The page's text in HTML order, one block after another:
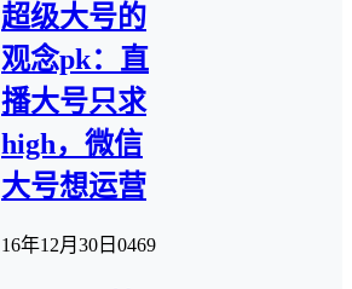
超级大号的
观念pk：直
播大号只求
high，微信
大号想运营
16年12月30日 0469